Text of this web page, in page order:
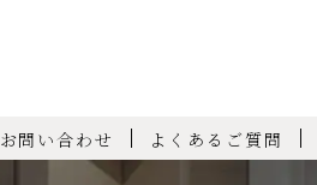
お問い合わせ よくあるご質問